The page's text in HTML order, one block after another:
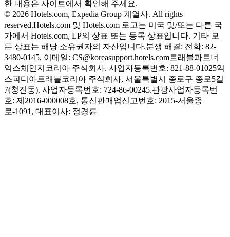
한 내용은 사이트에서 확인해 주세요.
© 2026 Hotels.com, Expedia Group 계열사. All rights
reserved.Hotels.com 및 Hotels.com 로고는 미국 및/또는 다른 국
가에서 Hotels.com, LP의 상표 또는 등록 상표입니다. 기타 모
든 상표는 해당 소유권자의 자산입니다.분쟁 해결: 전화: 82-
3480-0145, 이메일: CS@koreasupport.hotels.com트래블파트너
익스체인지코리아 주식회사. 사업자등록번호: 821-88-01025익
스피디아트래블코리아 주식회사, 서울특별시 종로구 종로5길
7(청진동). 사업자등록번호: 724-86-00245.관광사업자등록번
호: 제2016-000008호, 통신판매업신고번호: 2015-서울종
로-1091, 대표이사: 정경륜